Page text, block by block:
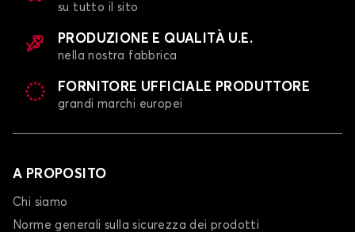
su tutto il sito
PRODUZIONE E QUALITÀ U.E.
nella nostra fabbrica
FORNITORE UFFICIALE PRODUTTORE
grandi marchi europei
A PROPOSITO
Chi siamo
Norme generali sulla sicurezza dei prodotti